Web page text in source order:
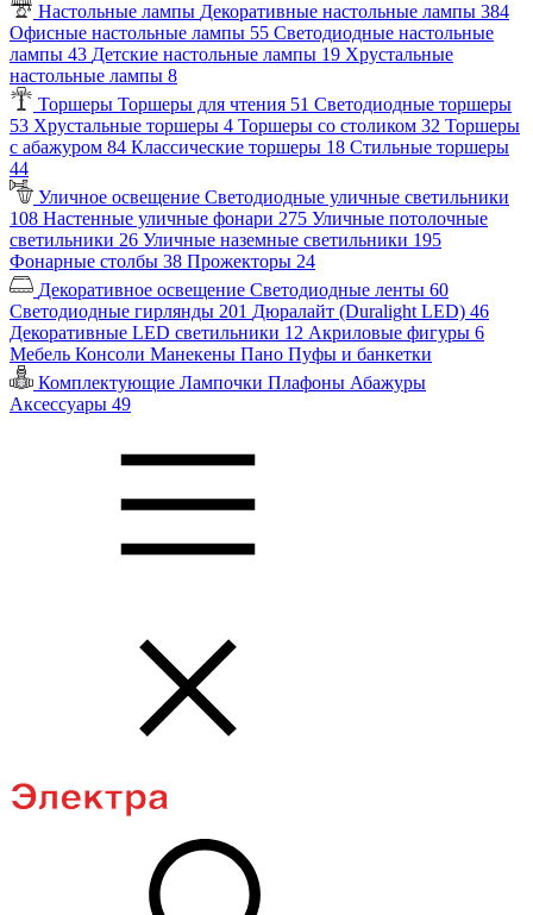
Настольные лампы Декоративные настольные лампы 384
Офисные настольные лампы 55 Светодиодные настольные
лампы 43 Детские настольные лампы 19 Хрустальные
настольные лампы 8
Торшеры Торшеры для чтения 51 Светодиодные торшеры
53 Хрустальные торшеры 4 Торшеры со столиком 32 Торшеры
с абажуром 84 Классические торшеры 18 Стильные торшеры
44
Уличное освещение Светодиодные уличные светильники
108 Настенные уличные фонари 275 Уличные потолочные
светильники 26 Уличные наземные светильники 195
Фонарные столбы 38 Прожекторы 24
Декоративное освещение Светодиодные ленты 60
Светодиодные гирлянды 201 Дюралайт (Duralight LED) 46
Декоративные LED светильники 12 Акриловые фигуры 6
Мебель Консоли Манекены Пано Пуфы и банкетки
Комплектующие Лампочки Плафоны Абажуры
Аксессуары 49